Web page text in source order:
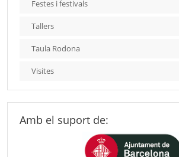
Festes i festivals
Tallers
Taula Rodona
Visites
Amb el suport de: